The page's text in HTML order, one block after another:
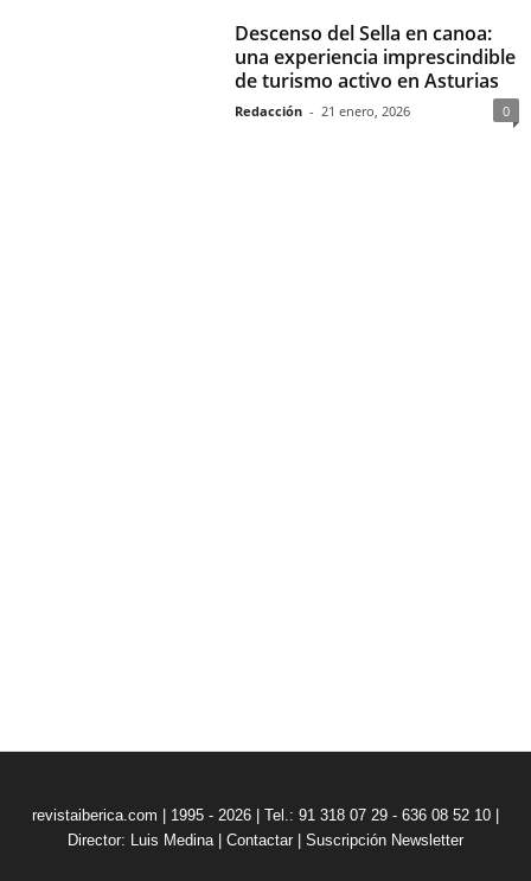
Descenso del Sella en canoa:
una experiencia imprescindible
de turismo activo en Asturias
Redacción - 21 enero, 2026 0
revistaiberica.com | 1995 - 2026 | Tel.: 91 318 07 29 - 636 08 52 10 |
Director: Luis Medina
Contactar Suscripción Newsletter